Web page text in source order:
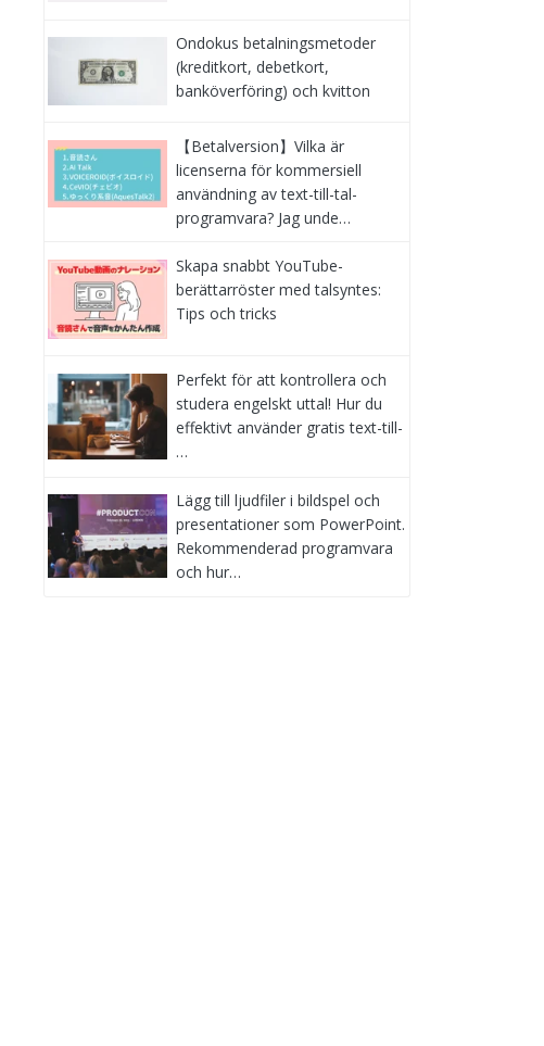
Ondokus betalningsmetoder
(kreditkort, debetkort,
banköverföring) och kvitton
【Betalversion】Vilka är
licenserna för kommersiell
användning av text-till-tal-
programvara? Jag unde…
Skapa snabbt YouTube-
berättarröster med talsyntes:
Tips och tricks
Perfekt för att kontrollera och
studera engelskt uttal! Hur du
effektivt använder gratis text-till-
…
Lägg till ljudfiler i bildspel och
presentationer som PowerPoint.
Rekommenderad programvara
och hur…